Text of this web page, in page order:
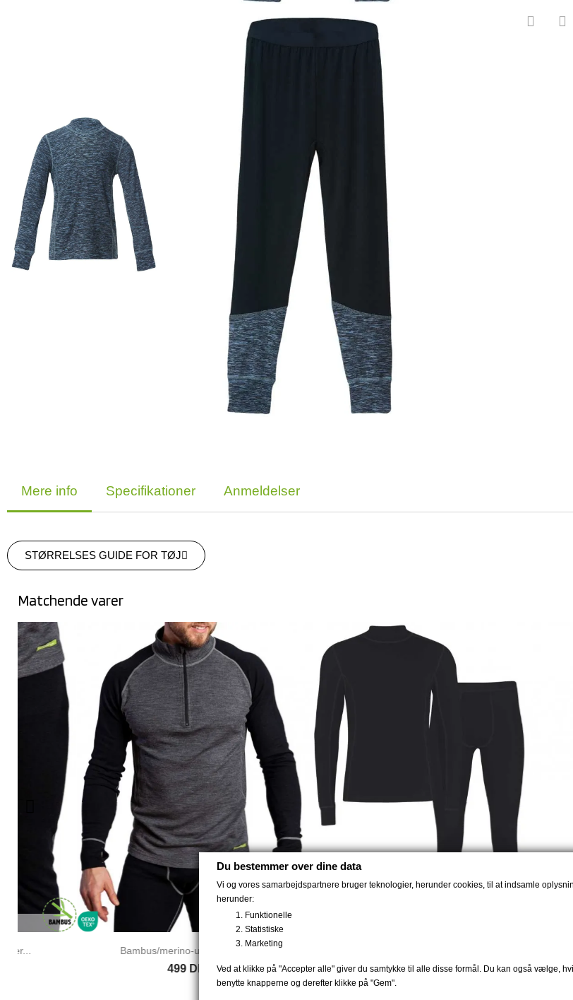
Mere info Specifikationer Anmeldelser
STØRRELSES GUIDE FOR TØJ
Matchende varer
Bambus/merino-uld baselayer...
399 DKK
Du bestemmer over dine data
Vi og vores samarbejdspartnere bruger teknologier, herunder cookies, til at indsamle
herunder:
Funktionelle
Statistiske
Marketing
Ved at klikke på "Accepter alle" giver du samtykke til alle disse formål. Du kan også vælge,
benytte knapperne og derefter klikke på "Gem".